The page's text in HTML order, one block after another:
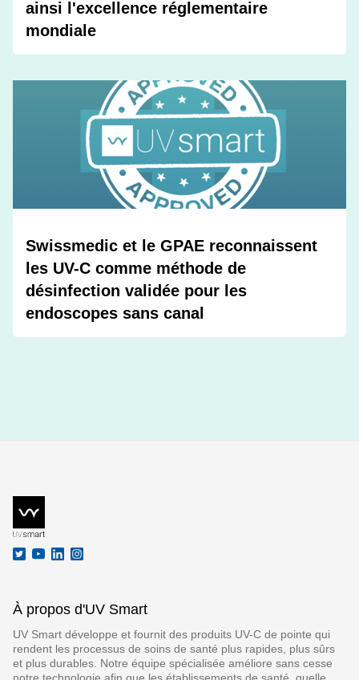
ainsi l'excellence réglementaire
mondiale
Swissmedic et le GPAE reconnaissent
les UV-C comme méthode de
désinfection validée pour les
endoscopes sans canal
À propos d'UV Smart
UV Smart développe et fournit des produits UV-C de pointe qui
rendent les processus de soins de santé plus rapides, plus sûrs
et plus durables. Notre équipe spécialisée améliore sans cesse